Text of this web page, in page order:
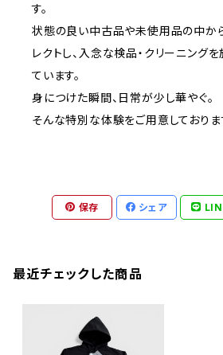
す。
状態の良い中古品や未使用品の中か
レクトし、入念な検品・クリーニング
ています。
身につけた瞬間、日常が少し華やぐ。
そんな特別な体験をご用意しておりま
保存 シェア
最近チェックした商品